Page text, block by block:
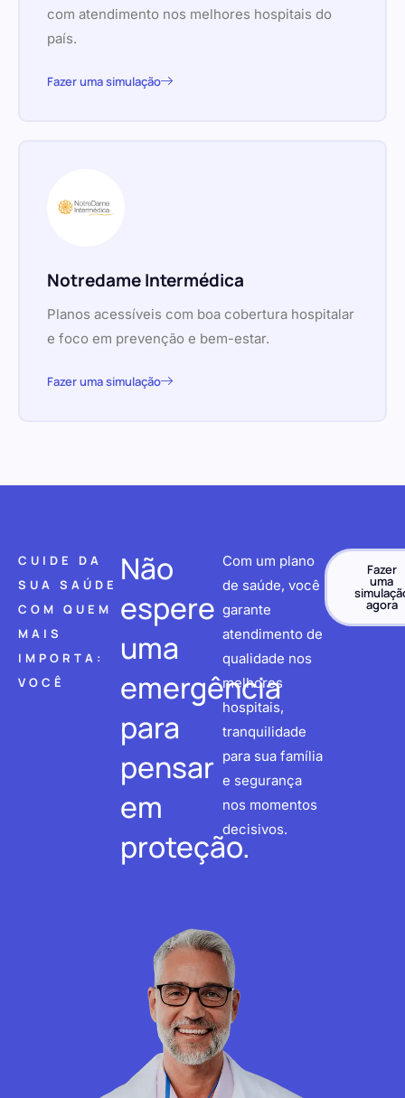
com atendimento nos melhores hospitais do
país.
Fazer uma simulação
Notredame Intermédica
Planos acessíveis com boa cobertura hospitalar
e foco em prevenção e bem-estar.
Fazer uma simulação
CUIDE DA
SUA SAÚDE
COM QUEM
MAIS
IMPORTA:
VOCÊ
Não
espere
uma
emergência
para
pensar
em
proteção.
Com um plano
de saúde, você
garante
atendimento de
qualidade nos
melhores
hospitais,
tranquilidade
para sua família
e segurança
nos momentos
decisivos.
Fazer
uma
agora